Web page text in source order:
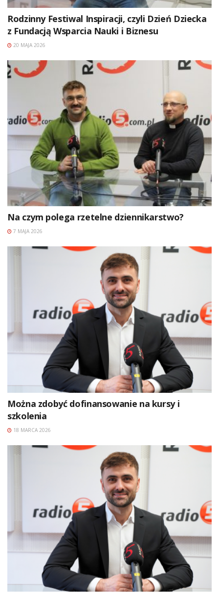
Rodzinny Festiwal Inspiracji, czyli Dzień Dziecka
z Fundacją Wsparcia Nauki i Biznesu
20 MAJA 2026
Na czym polega rzetelne dziennikarstwo?
7 MAJA 2026
Można zdobyć dofinansowanie na kursy i
szkolenia
18 MARCA 2026